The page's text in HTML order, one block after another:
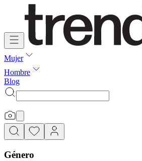
Mujer
Hombre
Blog
Género